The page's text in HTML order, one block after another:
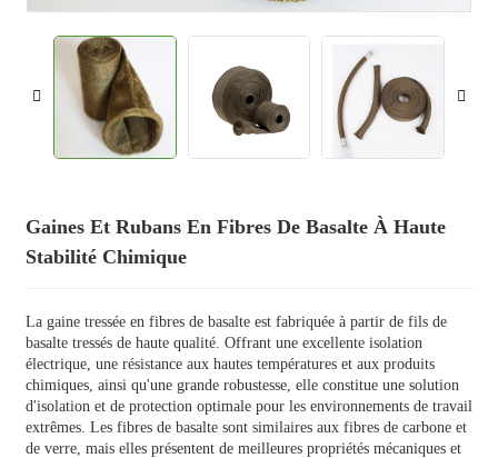
Gaines Et Rubans En Fibres De Basalte À Haute
Stabilité Chimique
La gaine tressée en fibres de basalte est fabriquée à partir de fils de
basalte tressés de haute qualité. Offrant une excellente isolation
électrique, une résistance aux hautes températures et aux produits
chimiques, ainsi qu'une grande robustesse, elle constitue une solution
d'isolation et de protection optimale pour les environnements de travail
extrêmes. Les fibres de basalte sont similaires aux fibres de carbone et
de verre, mais elles présentent de meilleures propriétés mécaniques et